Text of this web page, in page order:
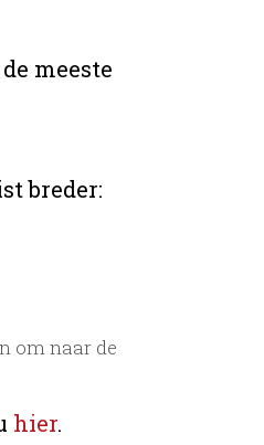
meeste
breder:
om naar de
hier.